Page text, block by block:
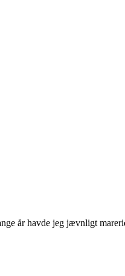
år havde jeg jævnligt